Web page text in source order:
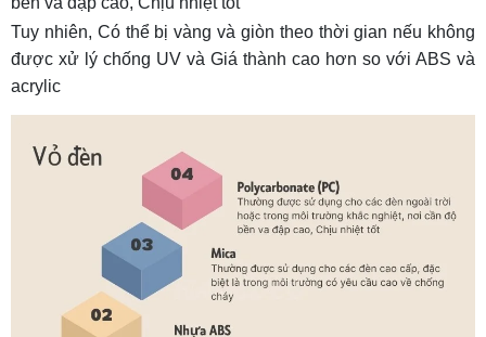
Tuy nhiên, Có thể bị vàng và giòn theo thời gian nếu không
được xử lý chống UV và Giá thành cao hơn so với ABS và
acrylic